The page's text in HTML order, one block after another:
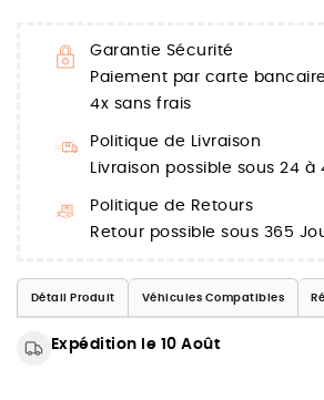
Garantie Sécurité
Paiement par carte
4x sans frais
Politique de Livraison
Livraison possible sous 24 à
Politique de Retours
Retour possible sous 365
Détail Produit Véhicules Compatibles
Expédition le 10 Août